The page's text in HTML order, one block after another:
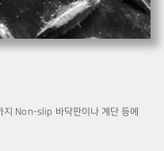
지 Non-slip 바닥판이나 계단 등에